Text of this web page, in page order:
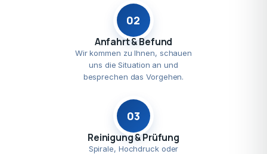
02
Anfahrt & Befund
Wir kommen zu Ihnen, schauen
uns die Situation an und
besprechen das Vorgehen.
03
Reinigung & Prüfung
Spirale, Hochdruck oder